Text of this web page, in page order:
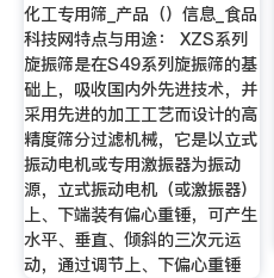
化工专用筛_产品（）信息_食品
科技网特点与用途： XZS系列
旋振筛是在S49系列旋振筛的基
础上，吸收国内外先进技术，并
采用先进的加工工艺而设计的高
精度筛分过滤机械，它是以立式
振动电机或专用激振器为振动
源，立式振动电机（或激振器）
上、下端装有偏心重锤，可产生
水平、垂直、倾斜的三次元运
动，通过调节上、下偏心重锤